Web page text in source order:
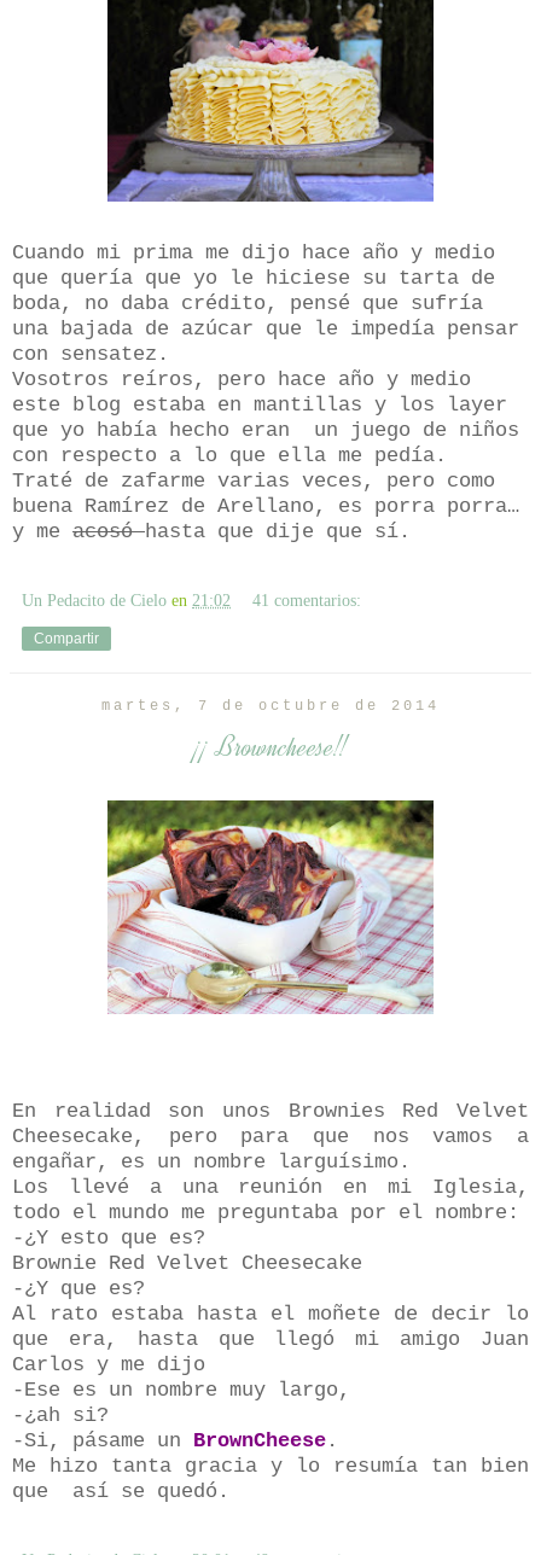
Cuando mi prima me dijo hace año y medio
que quería que yo le hiciese su tarta de
boda, no daba crédito, pensé que sufría
una bajada de azúcar que le impedía pensar
con sensatez.
Vosotros reíros, pero hace año y medio
este blog estaba en mantillas y los layer
que yo había hecho eran
un juego de niños
con respecto a lo que ella me pedía.
Traté de zafarme varias veces, pero como
buena Ramírez de Arellano, es porra porra…
y me acosóhasta que dije que sí.
Un Pedacito de Cielo en 21:02 41 comentarios:
Compartir
martes, 7 de octubre de 2014
¡¡ Browncheese!!
En realidad son unos Brownies Red Velvet
Cheesecake, pero para que nos vamos a
engañar, es un nombre larguísimo.
Los llevé a una reunión en mi Iglesia,
todo el mundo me preguntaba por el nombre:
-¿Y esto que es?
Brownie Red Velvet Cheesecake
-¿Y que es?
Al rato estaba hasta el moñete de decir lo
que era, hasta que llegó mi amigo Juan
Carlos y me dijo
-Ese es un nombre muy largo,
-¿ah si?
-Si, pásame un BrownCheese .
Me hizo tanta gracia y lo resumía tan bien
que así se quedó.